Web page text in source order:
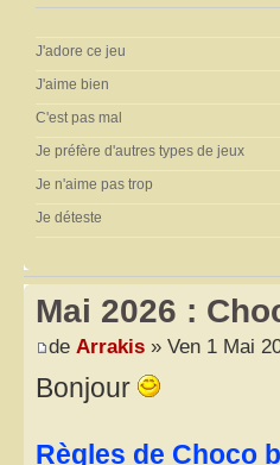
J'adore ce jeu
J'aime bien
C'est pas mal
Je préfère d'autres types de jeux
Je n'aime pas trop
Je déteste
Mai 2026 :
de Arrakis » Ven 1 Mai
Bonjour
Règles de Choco